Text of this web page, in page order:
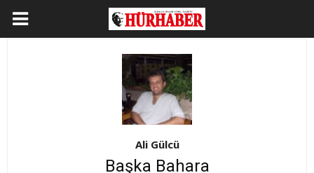
Ali Gülcü
Başka Bahara